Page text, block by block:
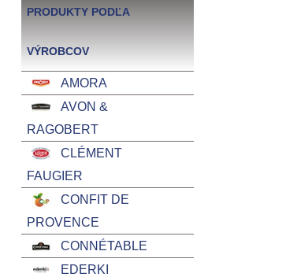
PRODUKTY PODĽA
VÝROBCOV
AMORA
AVON &
RAGOBERT
CLÉMENT
FAUGIER
CONFIT DE
PROVENCE
CONNÉTABLE
EDERKI